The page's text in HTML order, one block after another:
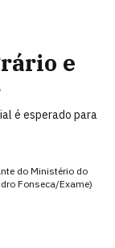
e
é esperado para
do Ministério do
Fonseca/Exame)